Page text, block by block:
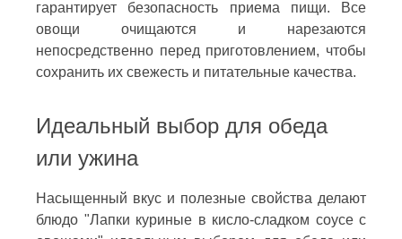
гарантирует безопасность приема пищи. Все
овощи очищаются и нарезаются
непосредственно перед приготовлением, чтобы
сохранить их свежесть и питательные качества.
Идеальный выбор для обеда
или ужина
Насыщенный вкус и полезные свойства делают
блюдо "Лапки куриные в кисло-сладком соусе с